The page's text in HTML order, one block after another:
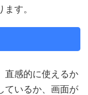
す。
直感的に使えるか
ているか、画面が